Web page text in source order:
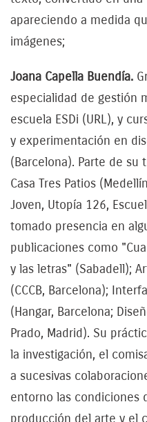
apareciendo a medida
imágenes;
Joana Capella Buendía.
especialidad de gestión
escuela ESDi (URL), y
y experimentación en
(Barcelona). Parte de su
Casa Tres Patios
Joven, Utopía 126,
tomado presencia en
publicaciones como
y las letras" (Sabadell);
(CCCB, Barcelona);
(Hangar, Barcelona;
Prado, Madrid). Su
la investigación, el
a sucesivas
entorno las condiciones
producción del arte y el